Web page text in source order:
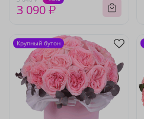
3 090 ₽
Крупный бутон